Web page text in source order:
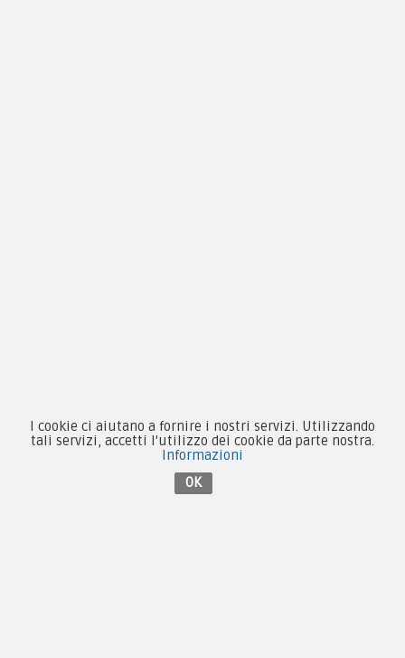
Forze Armate
I cookie ci aiutano a fornire i nostri servizi. Utilizzando
tali servizi, accetti l'utilizzo dei cookie da parte nostra.
Informazioni
OK